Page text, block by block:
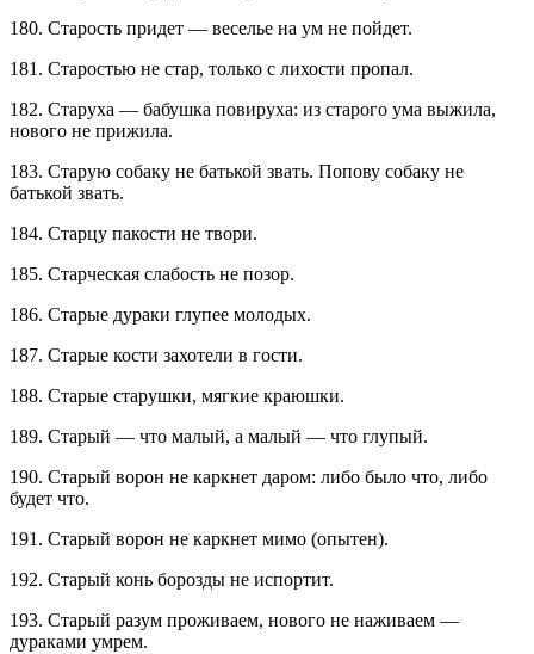
180. Старость придет — веселье на ум не пойдет.
181. Старостью не стар, только с лихости пропал.
182. Старуха — бабушка повируха: из старого ума выжила,
нового не прижила.
183. Старую собаку не батькой звать. Попову собаку не
батькой звать.
184. Старцу пакости не твори.
185. Старческая слабость не позор.
186. Старые дураки глупее молодых.
187. Старые кости захотели в гости.
188. Старые старушки, мягкие краюшки.
189. Старый — что малый, а малый — что глупый.
190. Старый ворон не каркнет даром: либо было что, либо
будет что.
191. Старый ворон не каркнет мимо (опытен).
192. Старый конь борозды не испортит.
193. Старый разум проживаем, нового не наживаем —
дураками умрем.